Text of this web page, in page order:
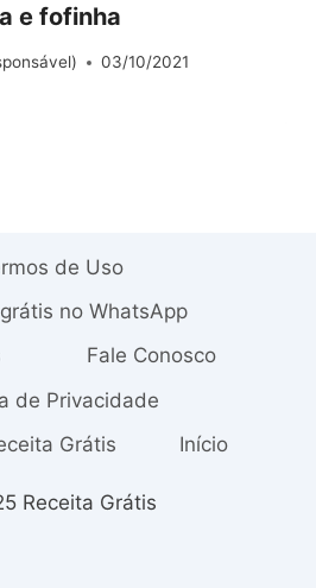
e fofinha
03/10/2021
de Uso
no WhatsApp
Fale Conosco
de Privacidade
Grátis
Início
Receita Grátis